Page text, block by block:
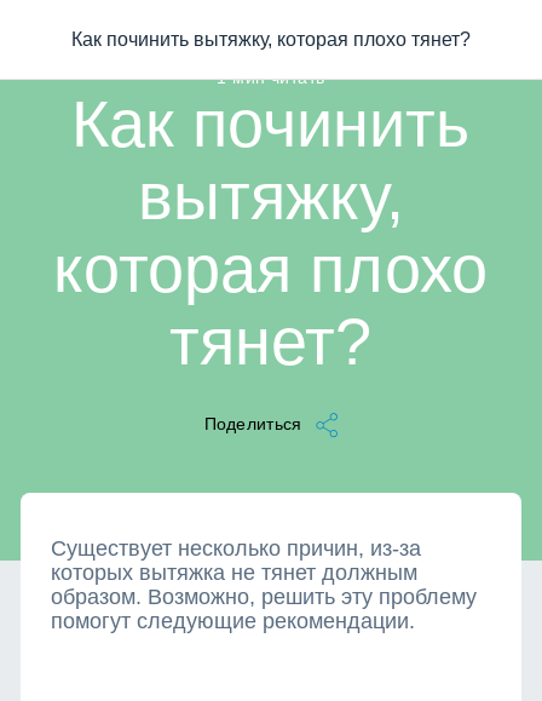
Как починить вытяжку, которая плохо тянет?
1 мин читать
Как починить
вытяжку,
которая плохо
тянет?
Поделиться
Как починить вытяжку, которая плохо тянет?
Существует несколько причин, из-за
которых вытяжка не тянет должным
образом. Возможно, решить эту проблему
помогут следующие рекомендации.